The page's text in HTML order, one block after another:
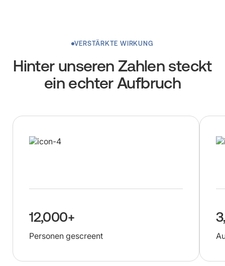
VERSTÄRKTE WIRKUNG
Hinter unseren Zahlen steckt
ein echter Aufbruch
12,000+
Personen gescreent